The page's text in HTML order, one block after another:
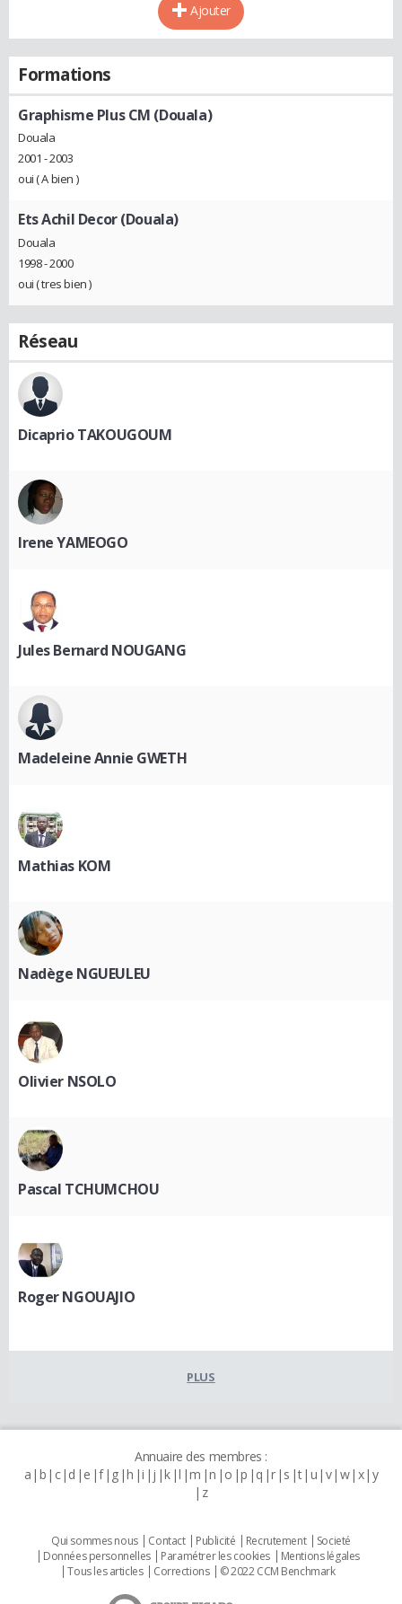
Ajouter
Formations
Graphisme Plus CM (Douala)
Douala
2001 - 2003
oui ( A bien )
Ets Achil Decor (Douala)
Douala
1998 - 2000
oui ( tres bien )
Réseau
Dicaprio TAKOUGOUM
Irene YAMEOGO
Jules Bernard NOUGANG
Madeleine Annie GWETH
Mathias KOM
Nadège NGUEULEU
Olivier NSOLO
Pascal TCHUMCHOU
Roger NGOUAJIO
PLUS
Annuaire des membres :
a b c d e f g h i j k l m n o p q r s t u v w x y
z
Qui sommes nous Contact Publicité Recrutement
Societé
Données personnelles
Paramétrer les cookies
Mentions légales
Tous les articles
Corrections © 2022 CCM Benchmark